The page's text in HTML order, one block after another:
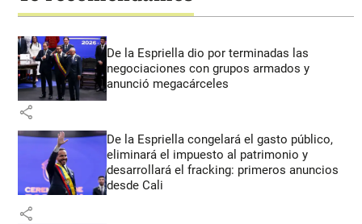
De la Espriella dio por terminadas las
negociaciones con grupos armados y
anunció megacárceles
share
De la Espriella congelará el gasto público,
eliminará el impuesto al patrimonio y
desarrollará el fracking: primeros anuncios
desde Cali
share